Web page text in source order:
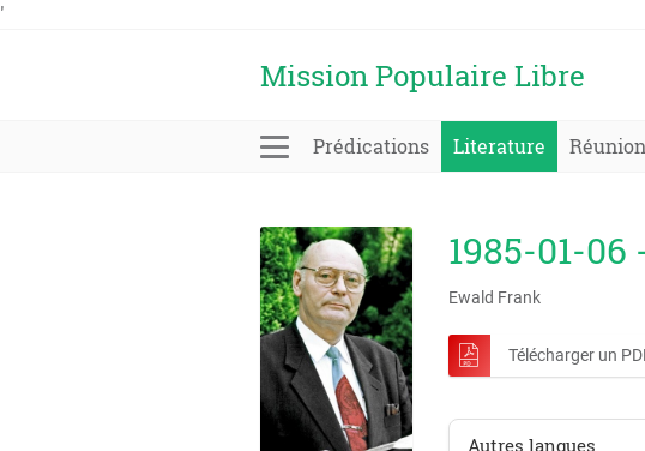
'
Mission Populaire Libre
Prédications Literature
1985-01-06
Ewald Frank
Télécharger un
Autres langues